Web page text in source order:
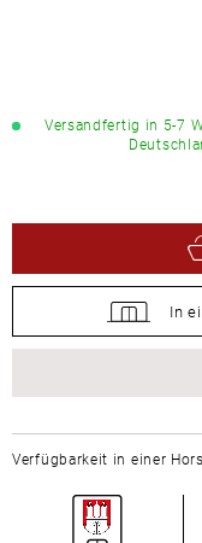
Versandfertig in 5-7
In
Verfügbarkeit in einer